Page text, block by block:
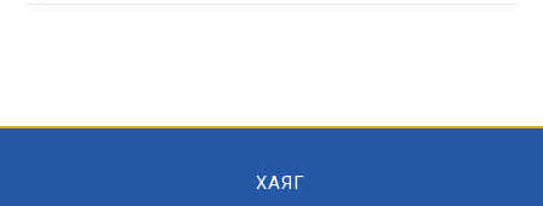
ХАЯГ